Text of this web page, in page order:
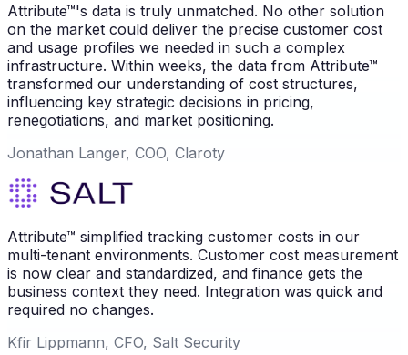
Attribute™'s data is truly unmatched. No other solution
on the market could deliver the precise customer cost
and usage profiles we needed in such a complex
infrastructure. Within weeks, the data from Attribute™
transformed our understanding of cost structures,
influencing key strategic decisions in pricing,
renegotiations, and market positioning.
Jonathan Langer, COO, Claroty
Attribute™ simplified tracking customer costs in our
multi-tenant environments. Customer cost measurement
is now clear and standardized, and finance gets the
business context they need. Integration was quick and
required no changes.
Kfir Lippmann, CFO, Salt Security